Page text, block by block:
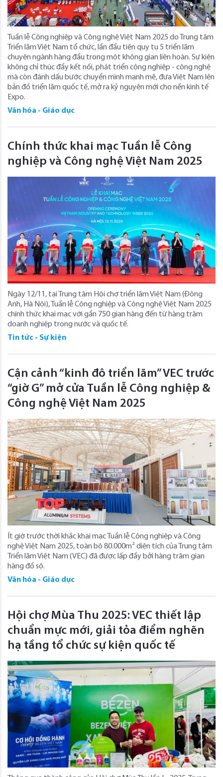
Tuần lễ Công nghiệp và Công nghệ Việt Nam 2025 do Trung tâm
Triển lãm Việt Nam tổ chức, lần đầu tiên quy tụ 5 triển lãm
chuyên ngành hàng đầu trong một không gian liên hoàn. Sự kiện
không chỉ thúc đẩy kết nối, phát triển công nghiệp - công nghệ
mà còn đánh dấu bước chuyển mình mạnh mẽ, đưa Việt Nam lên
bản đồ triển lãm quốc tế, mở ra kỷ nguyên mới cho nền kinh tế
Expo.
Văn hóa - Giáo dục
Chính thức khai mạc Tuần lễ Công
nghiệp và Công nghệ Việt Nam 2025
Ngày 12/11, tại Trung tâm Hội chợ triển lãm Việt Nam (Đông
Anh, Hà Nội), Tuần lễ Công nghiệp và Công nghệ Việt Nam 2025
chính thức khai mạc với gần 750 gian hàng đến từ hàng trăm
doanh nghiệp trong nước và quốc tế.
Tin tức - Sự kiện
Cận cảnh “kinh đô triển lãm” VEC trước
“giờ G” mở cửa Tuần lễ Công nghiệp &
Công nghệ Việt Nam 2025
Ít giờ trước thời khắc khai mạc Tuần lễ Công nghiệp và Công
nghệ Việt Nam 2025, toàn bộ 80.000m² diện tích của Trung tâm
Triển lãm Việt Nam (VEC) đã được lấp đầy bởi hàng trăm gian
hàng đồ sộ.
Văn hóa - Giáo dục
Hội chợ Mùa Thu 2025: VEC thiết lập
chuẩn mực mới, giải tỏa điểm nghẽn
hạ tầng tổ chức sự kiện quốc tế